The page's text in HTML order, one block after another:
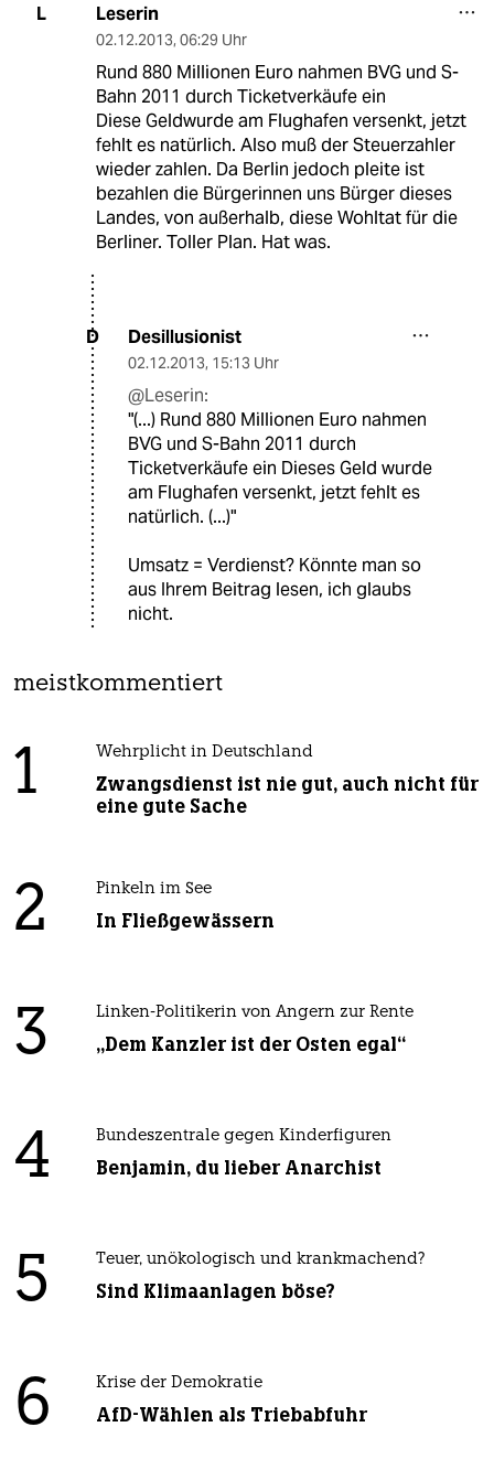
L Leserin
02.12.2013, 06:29 Uhr
Rund 880 Millionen Euro nahmen BVG und S-
Bahn 2011 durch Ticketverkäufe ein
Diese Geldwurde am Flughafen versenkt, jetzt
fehlt es natürlich. Also muß der Steuerzahler
wieder zahlen. Da Berlin jedoch pleite ist
bezahlen die Bürgerinnen uns Bürger dieses
Landes, von außerhalb, diese Wohltat für die
Berliner. Toller Plan. Hat was.
D Desillusionist
02.12.2013, 15:13 Uhr
@Leserin:
"(...) Rund 880 Millionen Euro nahmen
BVG und S-Bahn 2011 durch
Ticketverkäufe ein Dieses Geld wurde
am Flughafen versenkt, jetzt fehlt es
natürlich. (...)"
Umsatz = Verdienst? Könnte man so
aus Ihrem Beitrag lesen, ich glaubs
nicht.
meistkommentiert
1 Wehrplicht in Deutschland
Zwangsdienst ist nie gut, auch nicht für
eine gute Sache
2 Pinkeln im See
In Fließgewässern
3 Linken-Politikerin von Angern zur Rente
„Dem Kanzler ist der Osten egal“
4 Bundeszentrale gegen Kinderfiguren
Benjamin, du lieber Anarchist
5 Teuer, unökologisch und krankmachend?
Sind Klimaanlagen böse?
6 Krise der Demokratie
AfD-Wählen als Triebabfuhr